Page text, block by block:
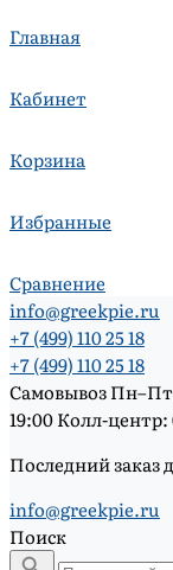
Главная
Кабинет
Корзина
Избранные
Сравнение
info@greekpie.ru
+7 (499) 110 25 18
+7 (499) 110 25 18
Самовывоз
19:00 Колл-центр:
Последний заказ
info@greekpie.ru
Поиск